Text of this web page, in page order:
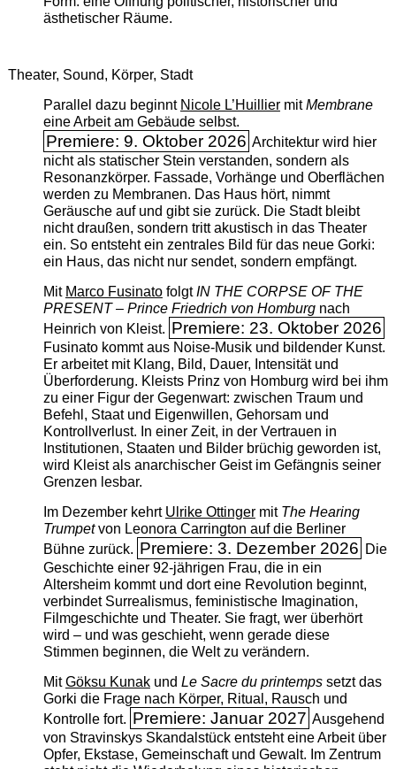
ästhetischer Räume.
Theater, Sound, Körper, Stadt
Parallel dazu beginnt Nicole L’Huilliermit ­Membrane
eine Arbeit am Gebäude selbst.
Premiere: 9. Oktober 2026 Architektur wird hier
nicht als statischer Stein verstanden, sondern als
Resonanzkörper. Fassade, Vorhänge und Oberflächen
werden zu Membranen. Das Haus hört, nimmt
Geräusche auf und gibt sie zurück. Die Stadt bleibt
nicht draußen, sondern tritt akustisch in das Theater
ein. So entsteht ein zentrales Bild für das neue Gorki:
ein Haus, das nicht nur sendet, sondern empfängt.
Mit Marco FusinatofolgtIN THE CORPSE OF THE
PRESENT – Prince Friedrich von Homburgnach
Heinrich von Kleist. Premiere: 23. Oktober 2026
Fusinato kommt aus Noise-Musik und bildender Kunst.
Er arbeitet mit Klang, Bild, Dauer, Intensität und
Überforderung. Kleists Prinz von Homburg wird bei ihm
zu einer Figur der Gegenwart: zwischen Traum und
Befehl, Staat und Eigenwillen, Gehorsam und
Kontrollverlust. In einer Zeit, in der Vertrauen in
Institutionen, Staaten und Bilder brüchig geworden ist,
wird Kleist als anarchischer Geist im Gefängnis seiner
Grenzen lesbar.
Im Dezember kehrt Ulrike Ottingermit The ­Hearing
Trumpetvon Leonora Carrington auf die Berliner
Bühne zurück. Premiere: 3. Dezember 2026 Die
Geschichte einer 92-jährigen Frau, die in ein
Altersheim kommt und dort eine Revolution beginnt,
verbindet Surrealismus, feministische Imagination,
Filmgeschichte und Theater. Sie fragt, wer überhört
wird – und was geschieht, wenn gerade diese
Stimmen beginnen, die Welt zu verändern.
MitGöksu Kunakund Le Sacre du printempssetzt das
Gorki die Frage nach Körper, Ritual, Rausch und
Kontrolle fort. Premiere: Januar 2027 Ausgehend
von Stravinskys Skandalstück entsteht eine Arbeit über
Opfer, Ekstase, Gemeinschaft und Gewalt. Im Zentrum